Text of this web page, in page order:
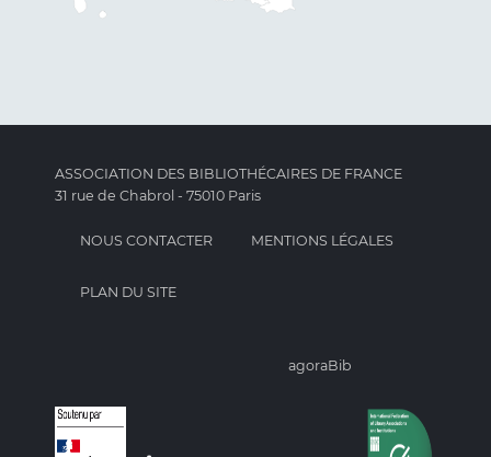
ASSOCIATION DES BIBLIOTHÉCAIRES DE FRANCE
31 rue de Chabrol - 75010 Paris
NOUS CONTACTER MENTIONS LÉGALES
PLAN DU SITE
agoraBib